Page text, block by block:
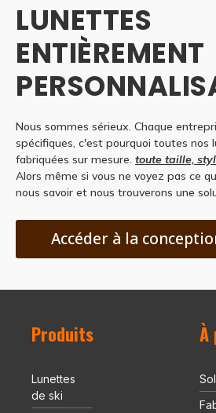
LUNETTES
ENTIÈREMENT
Nous sommes sérieux. Chaque
spécifiques, c'est pourquoi toutes nos
fabriquées sur mesure. toute taille,
Alors même si vous ne voyez pas ce
nous savoir et nous trouverons une
Accéder à la
Produits
Lunettes
de ski
À